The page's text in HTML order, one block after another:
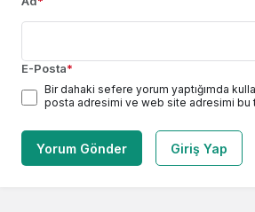
E-Posta*
Bir dahaki sefere yorum yaptığımda
posta adresimi ve web site adresimi bu
Yorum Gönder Giriş Yap